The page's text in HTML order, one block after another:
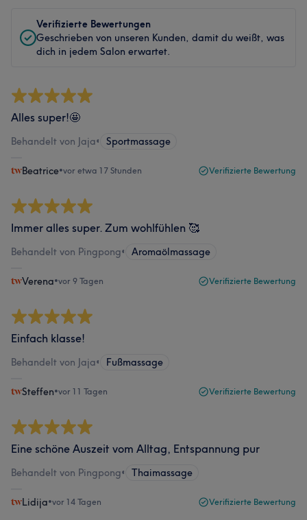
Verifizierte Bewertungen
Geschrieben von unseren Kunden, damit du weißt, was
dich in jedem Salon erwartet.
Alles super!🤩
Behandelt von Jaja• Sportmassage
Beatrice•vor etwa 17 Stunden Verifizierte Bewertung
Immer alles super. Zum wohlfühlen 🥰
Behandelt von Pingpong• Aromaölmassage
Verena•vor 9 Tagen Verifizierte Bewertung
Einfach klasse!
Behandelt von Jaja• Fußmassage
Steffen•vor 11 Tagen Verifizierte Bewertung
Eine schöne Auszeit vom Alltag, Entspannung pur
Behandelt von Pingpong• Thaimassage
Lidija•vor 14 Tagen Verifizierte Bewertung